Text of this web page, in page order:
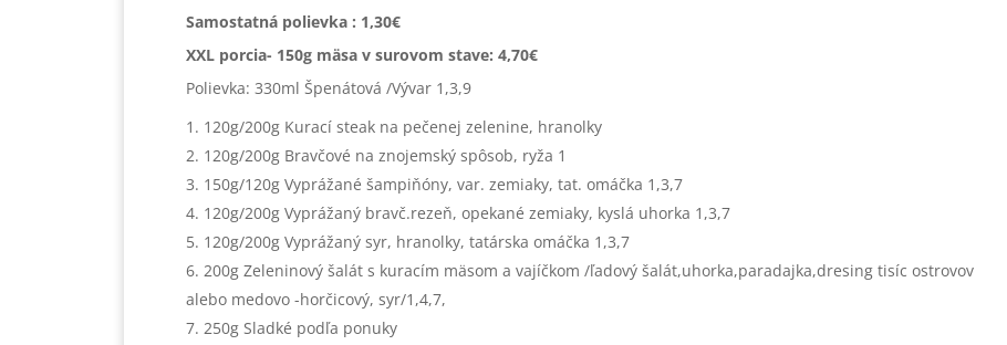
Samostatná polievka : 1,30€
XXL porcia- 150g mäsa v surovom stave: 4,70€
Polievka: 330ml Špenátová /Vývar 1,3,9
120g/200g Kurací steak na pečenej zelenine, hranolky
120g/200g Bravčové na znojemský spôsob, ryža 1
150g/120g Vyprážané šampiňóny, var. zemiaky, tat. omáčka 1,3,7
120g/200g Vyprážaný bravč.rezeň, opekané zemiaky, kyslá uhorka 1,3,7
120g/200g Vyprážaný syr, hranolky, tatárska omáčka 1,3,7
200g Zeleninový šalát s kuracím mäsom a vajíčkom /ľadový šalát,uhorka,paradajka,dresing tisíc ostrovov
alebo medovo -horčicový, syr/1,4,7,
250g Sladké podľa ponuky